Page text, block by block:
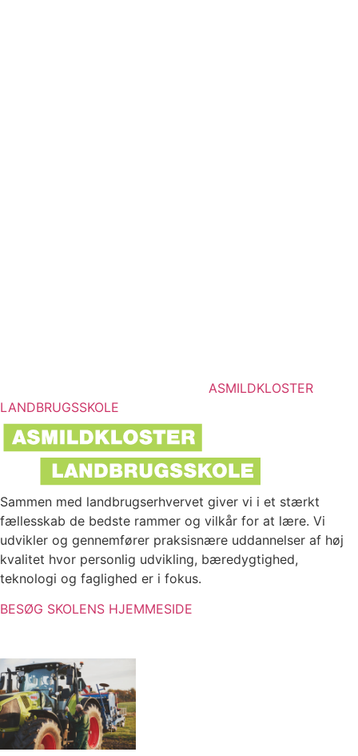
ASMILDKLOSTER
LANDBRUGSSKOLE
Sammen med landbrugserhvervet giver vi i et stærkt
fællesskab de bedste rammer og vilkår for at lære. Vi
udvikler og gennemfører praksisnære uddannelser af høj
kvalitet hvor personlig udvikling, bæredygtighed,
teknologi og faglighed er i fokus.
BESØG SKOLENS HJEMMESIDE